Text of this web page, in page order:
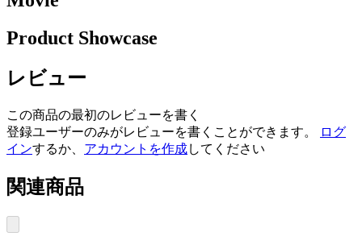
Product Showcase
レビュー
この商品の最初のレビューを書く
登録ユーザーのみがレビューを書くことができます。
ログ
インするか、 アカウントを作成してください
関連商品